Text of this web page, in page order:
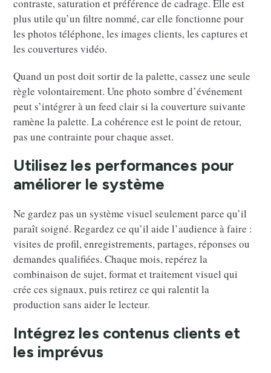
contraste, saturation et préférence de cadrage. Elle est
plus utile qu’un filtre nommé, car elle fonctionne pour
les photos téléphone, les images clients, les captures et
les couvertures vidéo.
Quand un post doit sortir de la palette, cassez une seule
règle volontairement. Une photo sombre d’événement
peut s’intégrer à un feed clair si la couverture suivante
ramène la palette. La cohérence est le point de retour,
pas une contrainte pour chaque asset.
Utilisez les performances pour
améliorer le système
Ne gardez pas un système visuel seulement parce qu’il
paraît soigné. Regardez ce qu’il aide l’audience à faire :
visites de profil, enregistrements, partages, réponses ou
demandes qualifiées. Chaque mois, repérez la
combinaison de sujet, format et traitement visuel qui
crée ces signaux, puis retirez ce qui ralentit la
production sans aider le lecteur.
Intégrez les contenus clients et
les imprévus